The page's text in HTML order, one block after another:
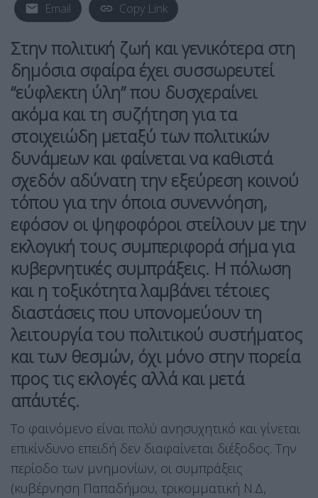
Email Copy Link
Στην πολιτική ζωή και γενικότερα στη
δημόσια σφαίρα έχει συσσωρευτεί
“εύφλεκτη ύλη” που δυσχεραίνει
ακόμα και τη συζήτηση για τα
στοιχειώδη μεταξύ των πολιτικών
δυνάμεων και φαίνεται να καθιστά
σχεδόν αδύνατη την εξεύρεση κοινού
τόπου για την όποια συνεννόηση,
εφόσον οι ψηφοφόροι στείλουν με την
εκλογική τους συμπεριφορά σήμα για
κυβερνητικές συμπράξεις. Η πόλωση
και η τοξικότητα λαμβάνει τέτοιες
διαστάσεις που υπονομεύουν τη
λειτουργία του πολιτικού συστήματος
και των θεσμών, όχι μόνο στην πορεία
προς τις εκλογές αλλά και μετά
απ΄αυτές.
Το φαινόμενο είναι πολύ ανησυχητικό και γίνεται
επικίνδυνο επειδή δεν διαφαίνεται διέξοδος. Την
περίοδο των μνημονίων, οι συμπράξεις
(κυβέρνηση Παπαδήμου, τρικομματική Ν.Δ,